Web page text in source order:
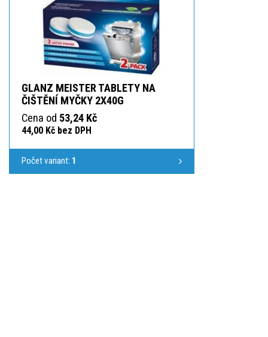
GLANZ MEISTER TABLETY NA
ČIŠTĚNÍ MYČKY 2X40G
Cena od 53,24 Kč
44,00 Kč bez DPH
Počet variant: 1